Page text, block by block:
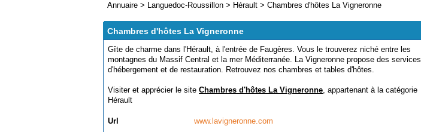
Annuaire > Languedoc-Roussillon > Hérault > Chambres d'hôtes La Vigneronne
Chambres d'hôtes La Vigneronne
Gîte de charme dans l'Hérault, à l'entrée de Faugères. Vous le trouverez niché entre les
montagnes du Massif Central et la mer Méditerranée. La Vigneronne propose des services
d'hébergement et de restauration. Retrouvez nos chambres et tables d'hôtes.
Visiter et apprécier le site Chambres d'hôtes La Vigneronne, appartenant à la catégorie
Hérault
Url
www.lavigneronne.com